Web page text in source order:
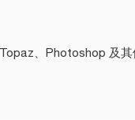
、Photoshop 及其